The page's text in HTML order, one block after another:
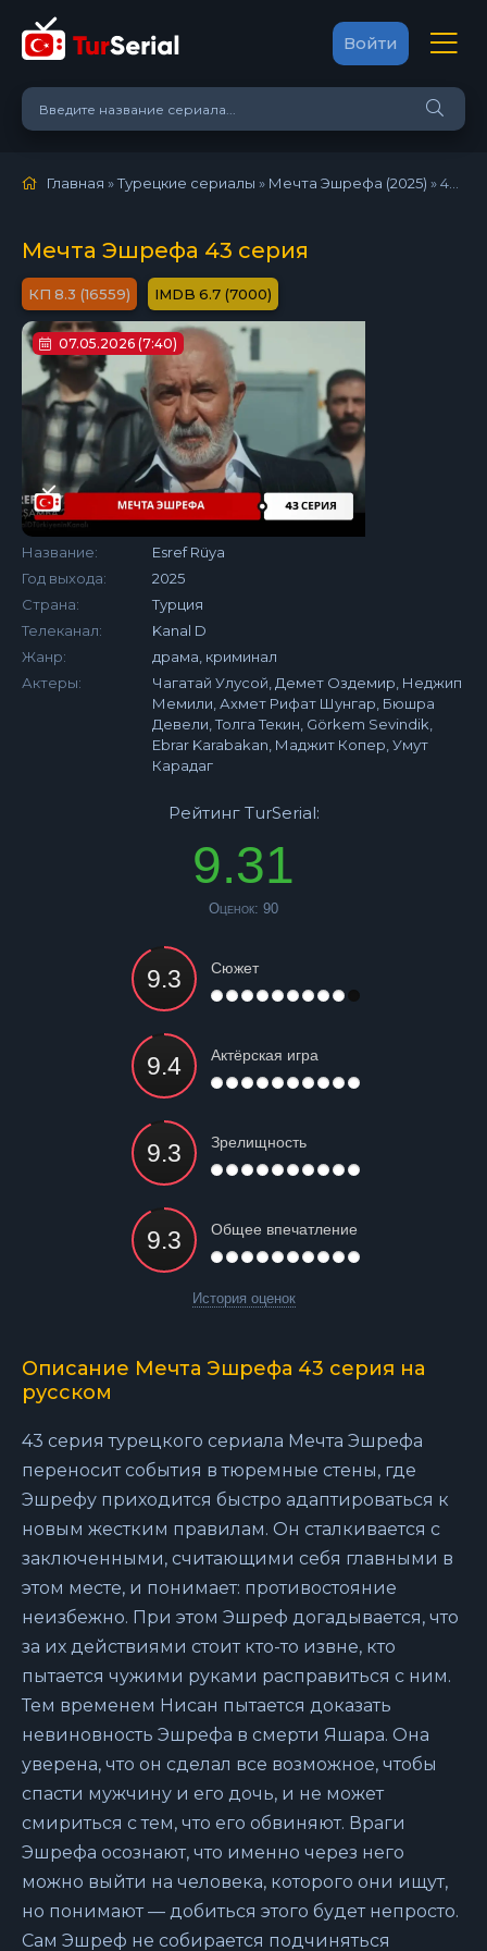
Войти
Главная »Турецкие сериалы » Мечта Эшрефа (2025) »43 серия
Мечта Эшрефа 43 серия
8.3 (16559) 6.7 (7000)
07.05.2026 (7:40)
Название:
Esref Rüya
Год выхода:
2025
Страна:
Турция
Телеканал:
Kanal D
Жанр:
драма, криминал
Актеры:
Чагатай Улусой, Демет Оздемир, Неджип
Мемили, Ахмет Рифат Шунгар, Бюшра
Девели, Толга Текин, Görkem Sevindik,
Ebrar Karabakan, Маджит Копер, Умут
Карадаг
Рейтинг TurSerial:
9.31
Оценок: 90
Сюжет
Актёрская игра
Зрелищность
Общее впечатление
История оценок
Описание Мечта Эшрефа 43 серия на
русском
43 серия турецкого сериала Мечта Эшрефа
переносит события в тюремные стены, где
Эшрефу приходится быстро адаптироваться к
новым жестким правилам. Он сталкивается с
заключенными, считающими себя главными в
этом месте, и понимает: противостояние
неизбежно. При этом Эшреф догадывается, что
за их действиями стоит кто-то извне, кто
пытается чужими руками расправиться с ним.
Тем временем Нисан пытается доказать
невиновность Эшрефа в смерти Яшара. Она
уверена, что он сделал все возможное, чтобы
спасти мужчину и его дочь, и не может
смириться с тем, что его обвиняют. Враги
Эшрефа осознают, что именно через него
можно выйти на человека, которого они ищут,
но понимают — добиться этого будет непросто.
Сам Эшреф не собирается подчиняться